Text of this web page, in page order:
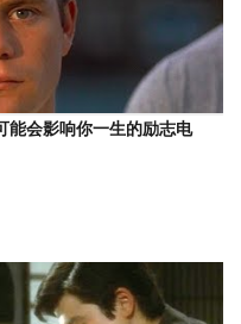
能会影响你一生的励志电